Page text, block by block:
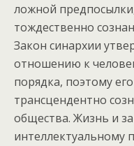
ложной
тождественно
Закон синархии
отношению к
порядка, поэтому
трансцендентно
общества. Жизнь и
интеллектуальному